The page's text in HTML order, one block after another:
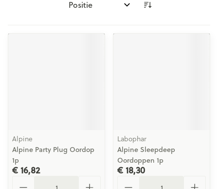
Sorteer op:
Alpine
Alpine Party Plug Oordop
1p
€ 16,82
Labophar
Alpine Sleepdeep
Oordoppen 1p
€ 18,30